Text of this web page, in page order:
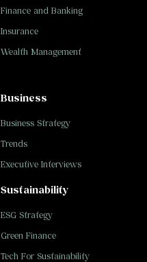
Finance and Banking
Insurance
Wealth Management
Business
Business Strategy
Trends
Executive Interviews
Sustainability
ESG Strategy
Green Finance
Tech For Sustainability